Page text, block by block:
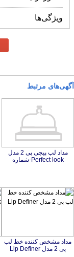
ویژگی‌ها
آگهی‌های مرتبط
مداد لب پیچی پی 2 مدل
Perfect look-شماره
مداد مشخص کننده خط لب
پی 2 مدل Lip Definer